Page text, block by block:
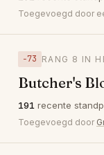
Toegevoegd door
−73 RANG 8 IN
Butcher's
191 recente
Toegevoegd door